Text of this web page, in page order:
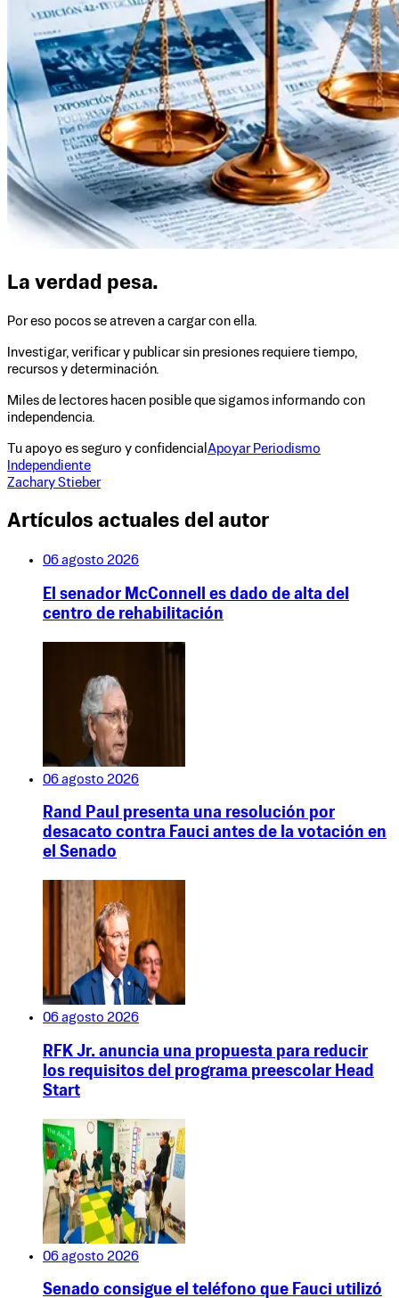
La verdad pesa.
Por eso pocos se atreven a cargar con ella.
Investigar, verificar y publicar sin presiones requiere tiempo,
recursos y determinación.
Miles de lectores hacen posible que sigamos informando con
independencia.
Tu apoyo es seguro y confidencial Apoyar Periodismo
Independiente
Zachary Stieber
Artículos actuales del autor
06 agosto 2026
El senador McConnell es dado de alta del
centro de rehabilitación
06 agosto 2026
Rand Paul presenta una resolución por
desacato contra Fauci antes de la votación en
el Senado
06 agosto 2026
RFK Jr. anuncia una propuesta para reducir
los requisitos del programa preescolar Head
Start
06 agosto 2026
Senado consigue el teléfono que Fauci utilizó